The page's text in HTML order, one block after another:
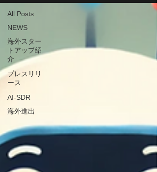
All Posts
NEWS
海外スター
トアップ紹
介
プレスリリ
ース
AI-SDR
海外進出